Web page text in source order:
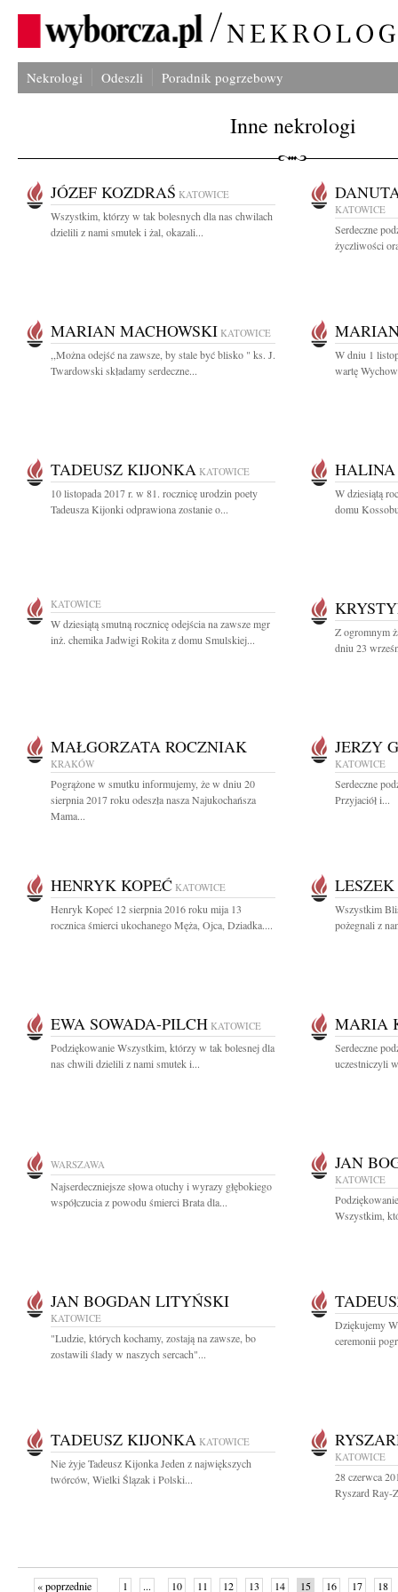
Nekrologi Odeszli Poradnik pogrzebowy
Inne nekrologi
JÓZEF KOZDRAŚ KATOWICE
Wszystkim, którzy w tak bolesnych dla nas chwilach
dzielili z nami smutek i żal, okazali...
KATOWICE
Serdeczne
życzliwości
MARIAN MACHOWSKI KATOWICE
,,Można odejść na zawsze, by stale być blisko " ks. J.
Twardowski składamy serdeczne...
W dniu 1
wartę
TADEUSZ KIJONKA KATOWICE
10 listopada 2017 r. w 81. rocznicę urodzin poety
Tadeusza Kijonki odprawiona zostanie o...
W dziesiątą
domu
KATOWICE
W dziesiątą smutną rocznicę odejścia na zawsze mgr
inż. chemika Jadwigi Rokita z domu Smulskiej...
Z ogromnym
dniu 23
MAŁGORZATA ROCZNIAK
KRAKÓW
Pogrążone w smutku informujemy, że w dniu 20
sierpnia 2017 roku odeszła nasza Najukochańsza
Mama...
JERZY
KATOWICE
Serdeczne
Przyjaciół i...
HENRYK KOPEĆ KATOWICE
Henryk Kopeć 12 sierpnia 2016 roku mija 13
rocznica śmierci ukochanego Męża, Ojca, Dziadka....
Wszystkim
pożegnali z
EWA SOWADA-PILCH KATOWICE
Podziękowanie Wszystkim, którzy w tak bolesnej dla
nas chwili dzielili z nami smutek i...
MARIA
Serdeczne
uczestniczyli
WARSZAWA
Najserdeczniejsze słowa otuchy i wyrazy głębokiego
współczucia z powodu śmierci Brata dla...
JAN
KATOWICE
Wszystkim,
JAN BOGDAN LITYŃSKI
KATOWICE
"Ludzie, których kochamy, zostają na zawsze, bo
zostawili ślady w naszych sercach"...
Dziękujemy
ceremonii
TADEUSZ KIJONKA KATOWICE
Nie żyje Tadeusz Kijonka Jeden z największych
twórców, Wielki Ślązak i Polski...
KATOWICE
28 czerwca
Ryszard Ray-
« poprzednie 1 ... 10 11 12 13 14 15 16 17 18